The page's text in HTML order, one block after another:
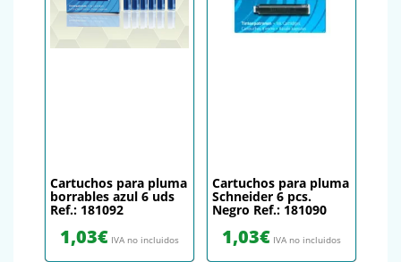
Cartuchos para pluma
borrables azul 6 uds
Ref.: 181092
1,03€ IVA no incluidos
Cartuchos para pluma
Schneider 6 pcs.
Negro Ref.: 181090
1,03€ IVA no incluidos